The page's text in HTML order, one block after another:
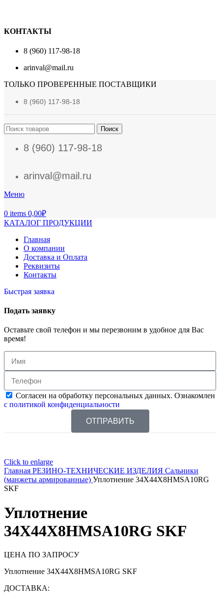
КОНТАКТЫ
8 (960) 117-98-18
arinval@mail.ru
ТОЛЬКО ПРОВЕРЕННЫЕ ПОСТАВЩИКИ
8 (960) 117-98-18
Поиск
8 (960) 117-98-18
arinval@mail.ru
Меню
0 items 0,00₽
КАТАЛОГ ПРОДУКЦИИ
Главная
О компании
Доставка и Оплата
Реквизиты
Контакты
Быстрая заявка
Подать заявку
Оставьте свой телефон и мы перезвоним в удобное для Вас
время!
Согласен на обработку персональных данных. Ознакомлен
с политикой конфиденциальности
ОТПРАВИТЬ
Click to enlarge
Главная РЕЗИНО-ТЕХНИЧЕСКИЕ ИЗДЕЛИЯ Сальники
(манжеты армированные) Уплотнение 34X44X8HMSA10RG
SKF
Уплотнение
34X44X8HMSA10RG SKF
ЦЕНА ПО ЗАПРОСУ
Уплотнение 34X44X8HMSA10RG SKF
ДОСТАВКА: